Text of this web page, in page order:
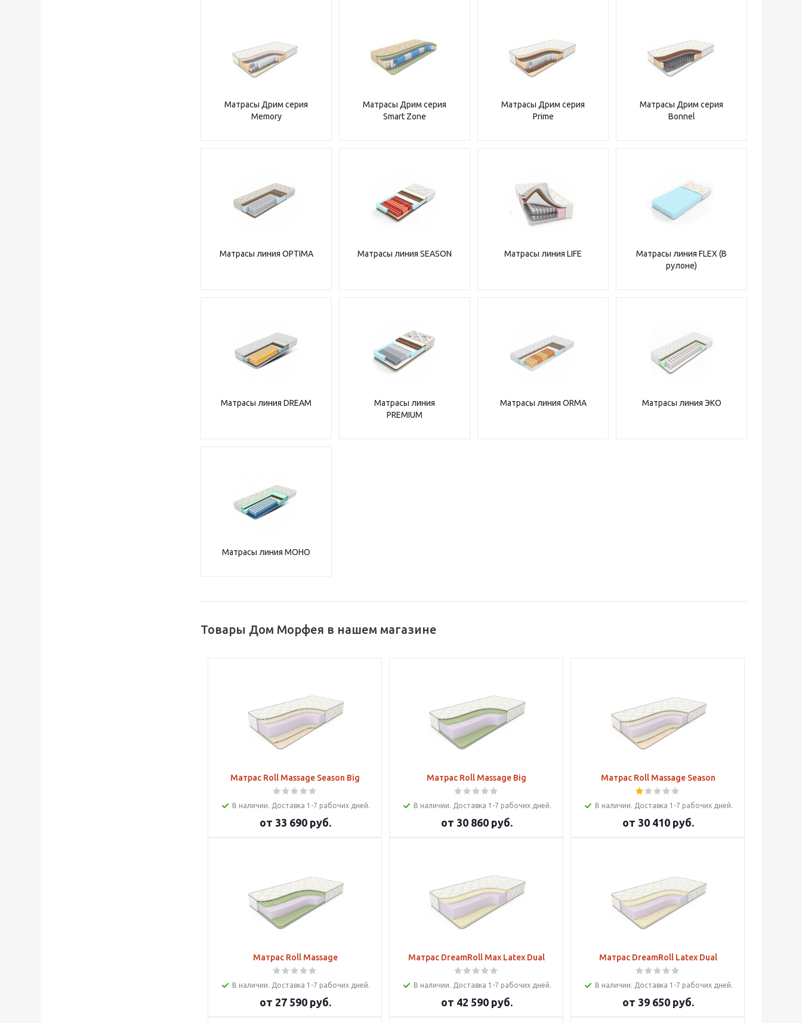
Матрасы Дрим серия
Memory
Матрасы Дрим серия
Smart Zone
Матрасы Дрим серия
Prime
Матрасы Дрим серия
Bonnel
Матрасы линия OPTIMA Матрасы линия SEASON Матрасы линия LIFE
Матрасы линия FLEX (В
рулоне)
Матрасы линия DREAM
Матрасы линия
PREMIUM
Матрасы линия ORMA Матрасы линия ЭКО
Матрасы линия МОНО
Товары Дом Морфея в нашем магазине
Матрас Roll Massage Season Big
В наличии. Доставка 1-7 рабочих дней.
от 33 690 руб.
Матрас Roll Massage Big
В наличии. Доставка 1-7 рабочих дней.
от 30 860 руб.
Матрас Roll Massage Season
В наличии. Доставка 1-7 рабочих дней.
от 30 410 руб.
Матрас Roll Massage
В наличии. Доставка 1-7 рабочих дней.
от 27 590 руб.
Матрас DreamRoll Max Latex Dual
В наличии. Доставка 1-7 рабочих дней.
от 42 590 руб.
Матрас DreamRoll Latex Dual
В наличии. Доставка 1-7 рабочих дней.
от 39 650 руб.